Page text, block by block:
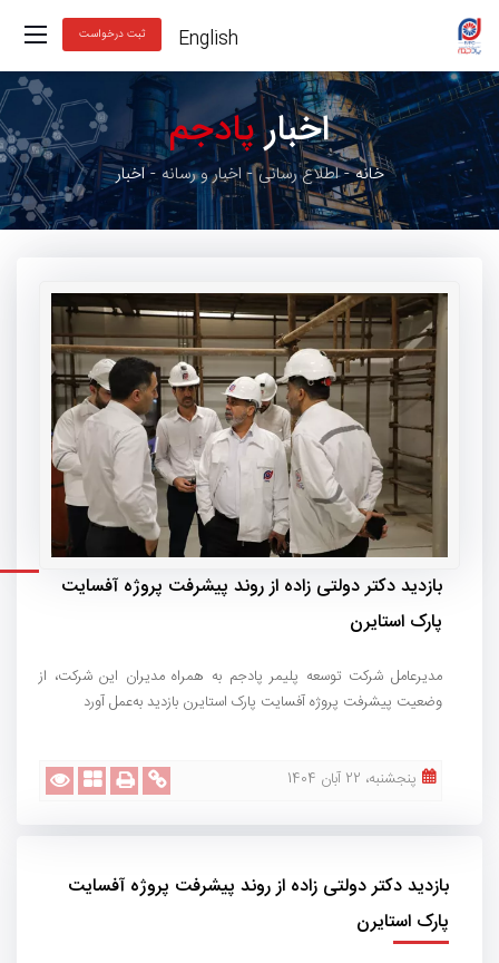
English ثبت درخواست
اخبارپادجم
خانه اطلاع رسانی اخبار و رسانه اخبار
بازدید دکتر دولتی زاده از روند پیشرفت پروژه آفسایت
پارک استایرن
مدیرعامل شرکت توسعه پلیمر پادجم به همراه مدیران این شرکت، از
وضعیت پیشرفت پروژه آفسایت پارک استایرن بازدید به‌عمل آورد
پنجشنبه، 22 آبان 1404
بازدید دکتر دولتی زاده از روند پیشرفت پروژه آفسایت
پارک استایرن